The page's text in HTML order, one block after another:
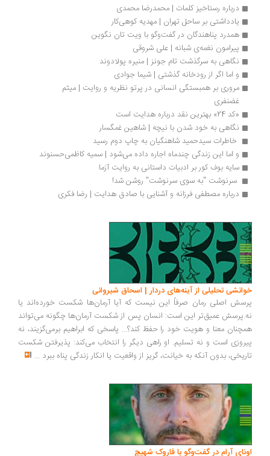
درباره رستاخیز کلمات | محمدرضا محمدی
یادداشتی بر ساحل تهران | مهدیه کوهی‌کار
همدرد پناهندگان در گفت‌وگو با ویت تان نگوین
پیرامون نغمه‌ی شبانه | علی شروقی
نگاهی به سرگذشت تام جونز | منیره پولادوند
و اما اگر از رودخانه گذشتی | شیما جوادی
مروری بر همبستگی انسانی در پرتو نظریه و روایت | میثم
غضنفری
نگاهی به خود شدن با نیچه | شاهین غمگسار
خاطرات سیدحمید شاهنگیان به چاپ دوم رسید
و اما این زندگی چندماه اجاره داده می‌شود | سمیه کاظمی‌حسنوند
سایه بوف کور بر ادبیات داستانی به روایت آزما
سرنوشت "به سوی سرنوشت" روشن شد!
درباره مصطفی فرزانه و آشنایی با صادق هدایت | رضا فکری
تحلیلی از آینه‌های دردار | اسحاق شیروانی
اصلی رمان صرفاً این نیست که آیا آرمان‌ها شکست خورده‌اند یا
عمیق‌تر این است: انسان پس از شکست آرمان‌ها چگونه می‌تواند
معنا و هویت خود را حفظ کند؟... پاسخی که ابراهیم برمی‌گزیند، نه
است و نه تسلیم. او راهی دیگر را انتخاب می‌کند: پذیرفتن شکست
بدون آنکه به خیانت، گریز از واقعیت یا انکار زندگی پناه ببرد...
آرام در گفت‌وگو با فاروک شهیچ‭